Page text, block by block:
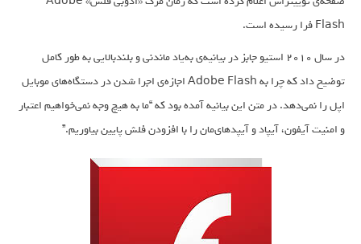
Flash فرا رسیده است.
در سال 2010 استیو جابز در بیانیه‌‌ی به‌یاد ماندنی و بلندبالایی به طور کامل
توضیح داد که چرا به Adobe Flash اجازه‌ی اجرا شدن در دستگاه‌های موبایل
اپل را نمی‌دهد. در متن این بیانیه آمده بود که “ما به هیچ وجه نمی‌خواهیم اعتبار
و امنیت آیفون‌، آیپاد و آیپدهای‌مان را با افزودن فلش پایین بیاوریم.”